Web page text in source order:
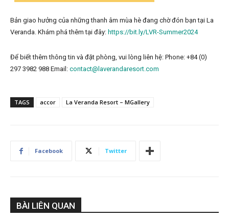
Bản giao hưởng của những thanh âm mùa hè đang chờ đón bạn tại La
Veranda. Khám phá thêm tại đây: https://bit.ly/LVR-Summer2024
Để biết thêm thông tin và đặt phòng, vui lòng liên hệ: Phone: +84 (0)
297 3982 988 Email: contact@laverandaresort.com
TAGS accor La Veranda Resort – MGallery
Facebook Twitter
BÀI LIÊN QUAN